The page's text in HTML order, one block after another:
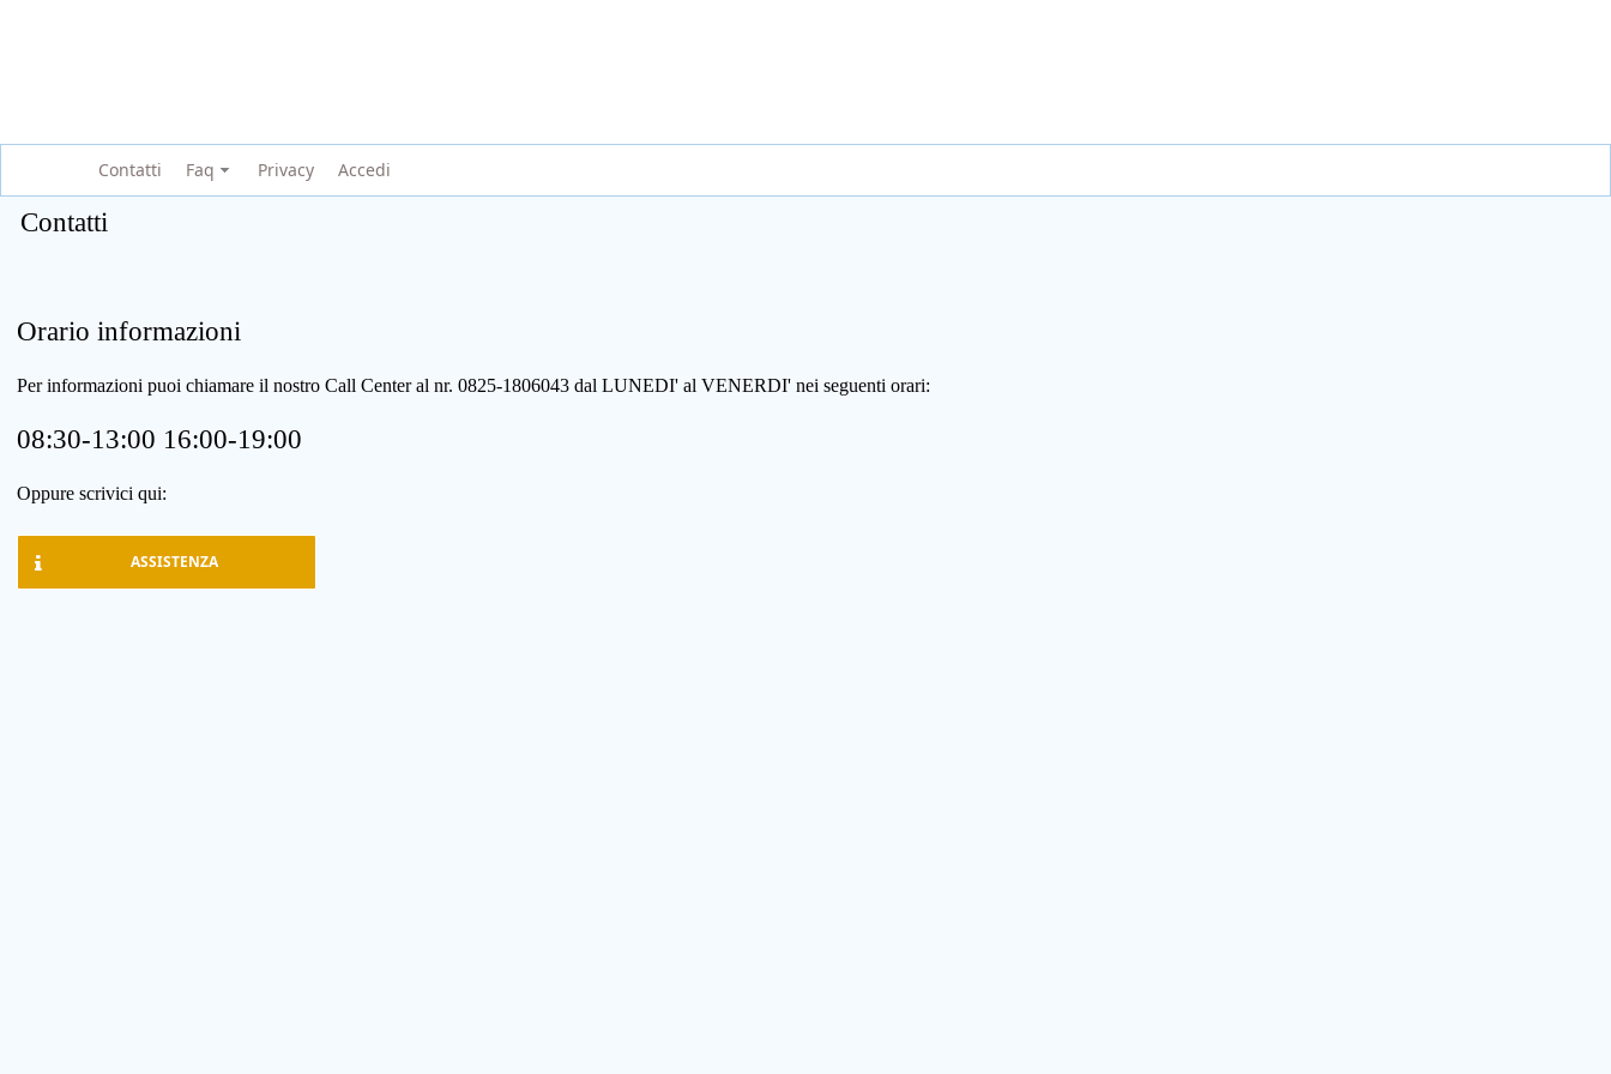
Contatti Faq Privacy Accedi
Contatti
Orario informazioni
Per informazioni puoi chiamare il nostro Call Center al nr. 0825-1806043 dal LUNEDI' al VENERDI' nei seguenti orari:
08:30-13:00 16:00-19:00
Oppure scrivici qui:
ASSISTENZA